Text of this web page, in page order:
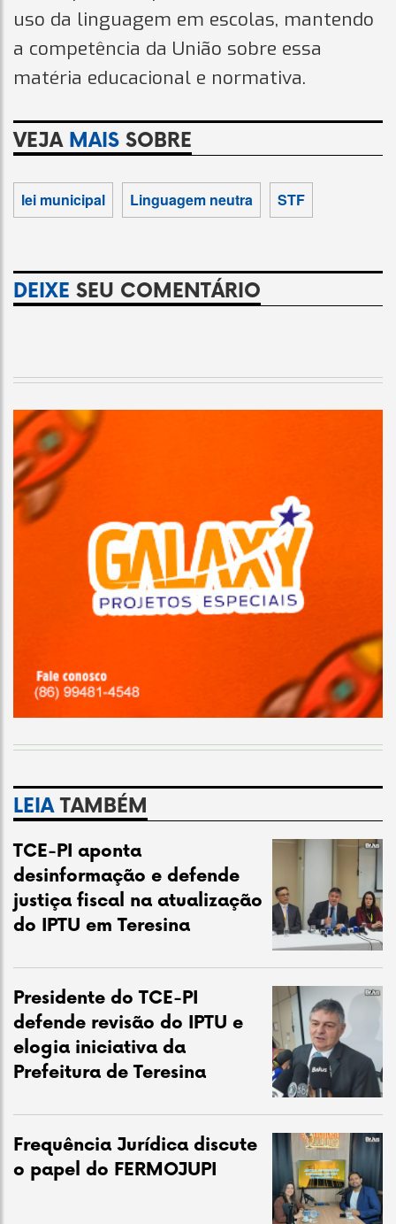
uso da linguagem em escolas, mantendo
a competência da União sobre essa
matéria educacional e normativa.
VEJA MAIS SOBRE
lei municipal Linguagem neutra STF
DEIXE SEU COMENTÁRIO
LEIATAMBÉM
TCE-PI aponta
desinformação e defende
justiça fiscal na atualização
do IPTU em Teresina
Presidente do TCE-PI
defende revisão do IPTU e
elogia iniciativa da
Prefeitura de Teresina
Frequência Jurídica discute
o papel do FERMOJUPI